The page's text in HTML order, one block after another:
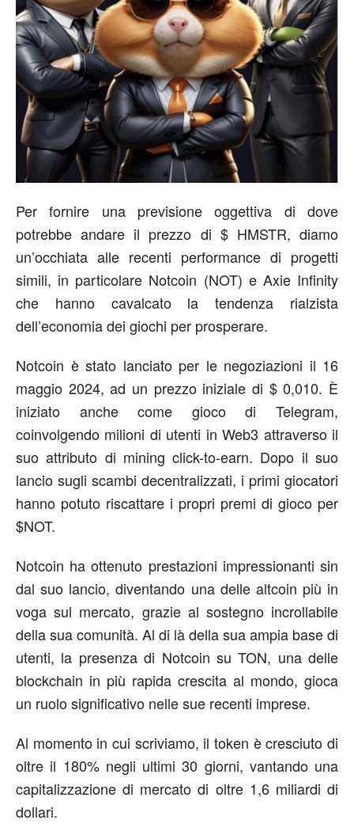
Per fornire una previsione oggettiva di dove
potrebbe andare il prezzo di $ HMSTR, diamo
un’occhiata alle recenti performance di progetti
simili, in particolare Notcoin (NOT) e Axie Infinity
che hanno cavalcato la tendenza rialzista
dell’economia dei giochi per prosperare.
Notcoin è stato lanciato per le negoziazioni il 16
maggio 2024, ad un prezzo iniziale di $ 0,010. È
iniziato anche come gioco di Telegram,
coinvolgendo milioni di utenti in Web3 attraverso il
suo attributo di mining click-to-earn. Dopo il suo
lancio sugli scambi decentralizzati, i primi giocatori
hanno potuto riscattare i propri premi di gioco per
$NOT.
Notcoin ha ottenuto prestazioni impressionanti sin
dal suo lancio, diventando una delle altcoin più in
voga sul mercato, grazie al sostegno incrollabile
della sua comunità. Al di là della sua ampia base di
utenti, la presenza di Notcoin su TON, una delle
blockchain in più rapida crescita al mondo, gioca
un ruolo significativo nelle sue recenti imprese.
Al momento in cui scriviamo, il token è cresciuto di
oltre il 180% negli ultimi 30 giorni, vantando una
capitalizzazione di mercato di oltre 1,6 miliardi di
dollari.